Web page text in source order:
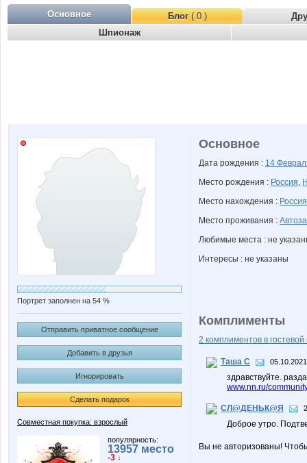
Основное Блог( 0 )
Шпионаж
Портрет заполнен на 54 %
Отправить приватное сообщение
Добавить в друзья
Игнорировать
Сделать подарок
Совместная покупка: взрослый
популярность:
13957 место
-3 ↓
Основное
Дата рождения : 14
Место рождения : Россия,
Место нахождения : Россия
Место проживания :
Любимые места : не
Интересы : не указаны
Комплименты
2 комплиментов в гостевой
Таша С
здравствуйте.
www.nn.ru/
СЛ@ДЕНЬК@Я
Доброе утро.
Вы не авторизованы!